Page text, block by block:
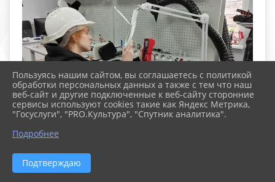
Пользуясь нашим сайтом, вы соглашаетесь с политикой
обработки персональных данных а также с тем что наш
веб-сайт и другие подключенные к веб-сайту сторонние
сервисы используют cookies такие как Яндекс Метрика,
"Госуслуги", "PRO.Культура", "Спутник аналитика".
Подробнее
Подтверждаю